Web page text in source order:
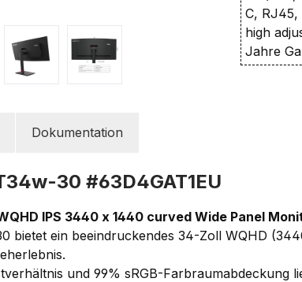
C, RJ45,
high
Jahre
Dokumentation
30 #63D4GAT1EU
IPS 3440 x 1440 curved Wide Panel
bietet ein beeindruckendes 34-Zoll WQHD
und 99% sRGB-Farbraumabdeckung